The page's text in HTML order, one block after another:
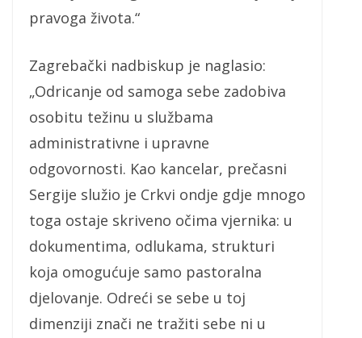
pravoga života.“
Zagrebački nadbiskup je naglasio:
„Odricanje od samoga sebe zadobiva
osobitu težinu u službama
administrativne i upravne
odgovornosti. Kao kancelar, prečasni
Sergije služio je Crkvi ondje gdje mnogo
toga ostaje skriveno očima vjernika: u
dokumentima, odlukama, strukturi
koja omogućuje samo pastoralna
djelovanje. Odreći se sebe u toj
dimenziji znači ne tražiti sebe ni u